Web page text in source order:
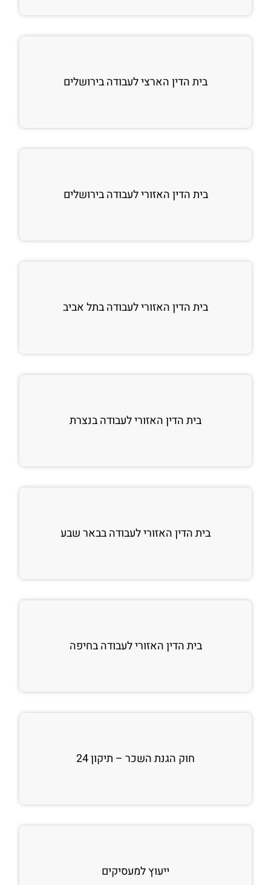
בית הדין הארצי לעבודה בירושלים
בית הדין האזורי לעבודה בירושלים
בית הדין האזורי לעבודה בתל אביב
בית הדין האזורי לעבודה בנצרת
בית הדין האזורי לעבודה בבאר שבע
בית הדין האזורי לעבודה בחיפה
חוק הגנת השכר – תיקון 24
ייעוץ למעסיקים